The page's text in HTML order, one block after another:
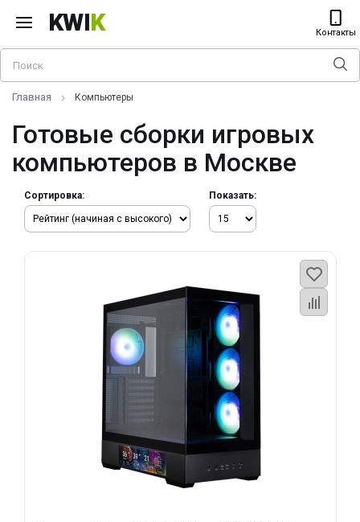
KWIK Контакты
Главная Компьютеры
Готовые сборки игровых
компьютеров в Москве
Сортировка: Показать: